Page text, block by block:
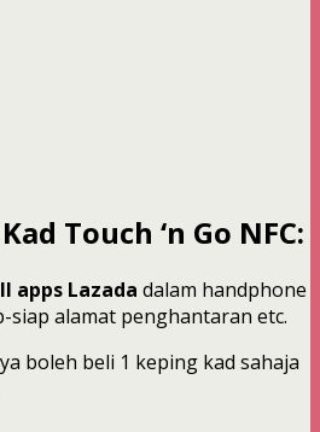
Touch ‘n Go NFC:
apps Lazada dalam handphone
siap alamat penghantaran etc.
boleh beli 1 keping kad sahaja